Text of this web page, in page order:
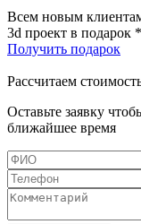
Всем новым
3d проект в подарок
Получить подарок
Рассчитаем
Оставьте заявку
ближайшее время